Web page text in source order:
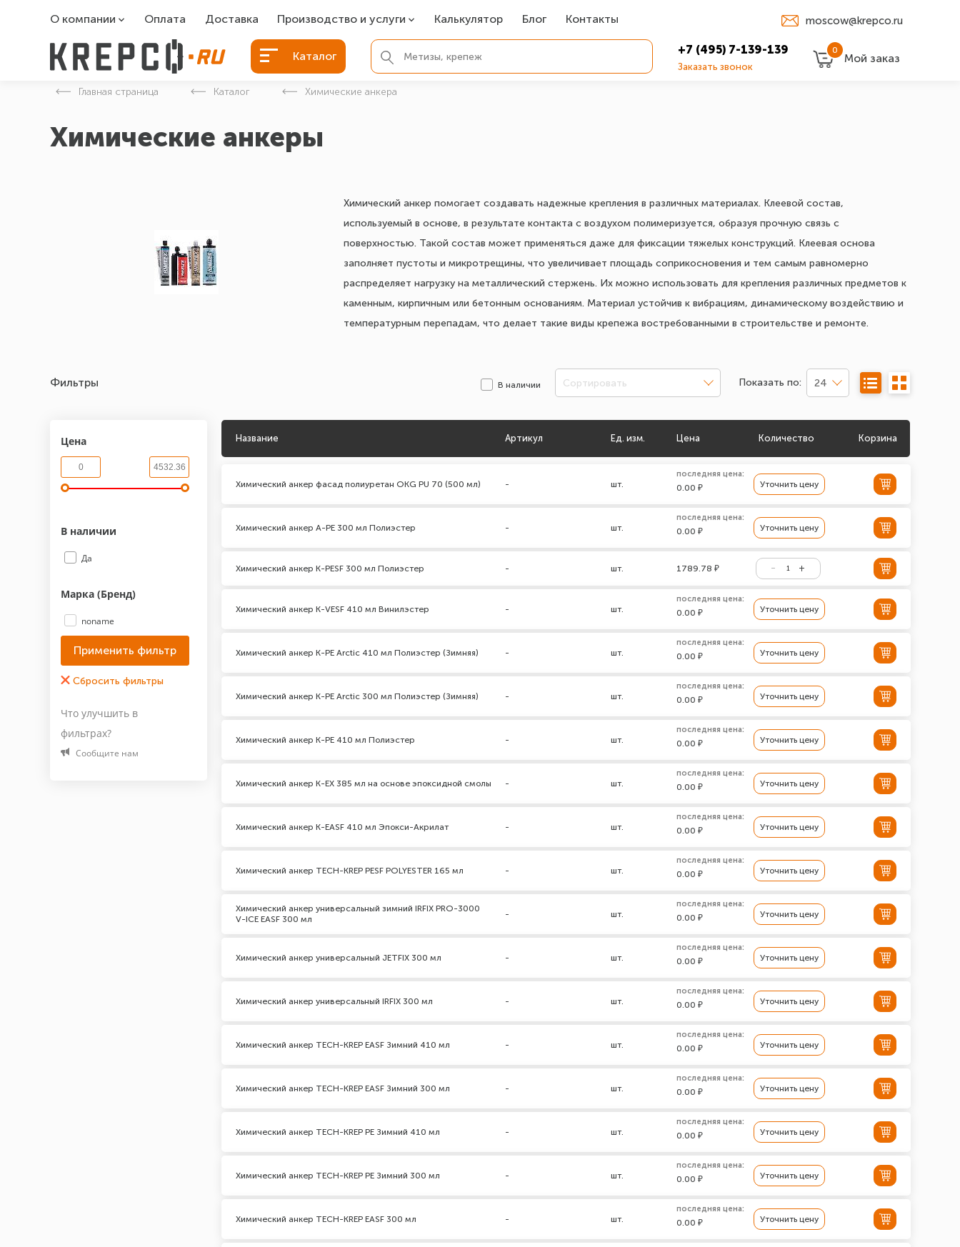
О компании
О компании
Оплата Доставка Производство и услуги
Болты БСР
Болты для фундамента
Закладные детали
Калькулятор Блог Контакты moscow@krepco.ru
Каталог +7 (495) 7-139-139
Заказать звонок
0
Мой заказ
Главная страница Каталог Химические анкера
Химические анкеры
Химический анкер помогает создавать надежные крепления в различных материалах. Клеевой состав,
используемый в основе, в результате контакта с воздухом полимеризуется, образуя прочную связь с
поверхностью. Такой состав может применяться даже для фиксации тяжелых конструкций. Клеевая основа
заполняет пустоты и микротрещины, что увеличивает площадь соприкосновения и тем самым равномерно
распределяет нагрузку на металлический стержень. Их можно использовать для крепления различных предметов к
каменным, кирпичным или бетонным основаниям. Материал устойчив к вибрациям, динамическому воздействию и
температурным перепадам, что делает такие виды крепежа востребованными в строительстве и ремонте.
Фильтры В наличии Сортировать Показать по: 24
Цена
В наличии
Да
Марка (Бренд)
noname
Что улучшить в
фильтрах?
Сообщите нам
Название Артикул Ед. изм. Цена Количество Корзина
Химический анкер фасад полиуретан ОКG PU 70 (500 мл) - шт.
последняя цена:
0.00 ₽ Уточнить цену
Химический анкер A-PE 300 мл Полиэстер - шт.
последняя цена:
0.00 ₽ Уточнить цену
Химический анкер K-PESF 300 мл Полиэстер - шт. 1789.78 ₽
Химический анкер K-VESF 410 мл Винилэстер - шт.
последняя цена:
0.00 ₽ Уточнить цену
Химический анкер K-PE Arctic 410 мл Полиэстер (Зимняя) - шт.
последняя цена:
0.00 ₽ Уточнить цену
Химический анкер K-PE Arctic 300 мл Полиэстер (Зимняя) - шт.
последняя цена:
0.00 ₽ Уточнить цену
Химический анкер K-PE 410 мл Полиэстер - шт.
последняя цена:
0.00 ₽ Уточнить цену
Химический анкер K-EX 385 мл на основе эпоксидной смолы - шт.
последняя цена:
0.00 ₽ Уточнить цену
Химический анкер K-EASF 410 мл Эпокси-Акрилат - шт.
последняя цена:
0.00 ₽ Уточнить цену
Химический анкер TECH-KREP PESF POLYESTER 165 мл - шт.
последняя цена:
0.00 ₽ Уточнить цену
Химический анкер универсальный зимний IRFIX PRO-3000
V-ICE EASF 300 мл
- шт.
последняя цена:
0.00 ₽ Уточнить цену
Химический анкер универсальный JETFIX 300 мл - шт.
последняя цена:
0.00 ₽ Уточнить цену
Химический анкер универсальный IRFIX 300 мл - шт.
последняя цена:
0.00 ₽ Уточнить цену
Химический анкер TECH-KREP EASF Зимний 410 мл - шт.
последняя цена:
0.00 ₽ Уточнить цену
Химический анкер TECH-KREP EASF Зимний 300 мл - шт.
последняя цена:
0.00 ₽ Уточнить цену
Химический анкер TECH-KREP PE Зимний 410 мл - шт.
последняя цена:
0.00 ₽ Уточнить цену
Химический анкер TECH-KREP PE Зимний 300 мл - шт.
последняя цена:
0.00 ₽ Уточнить цену
Химический анкер TECH-KREP EASF 300 мл - шт.
последняя цена:
0.00 ₽ Уточнить цену